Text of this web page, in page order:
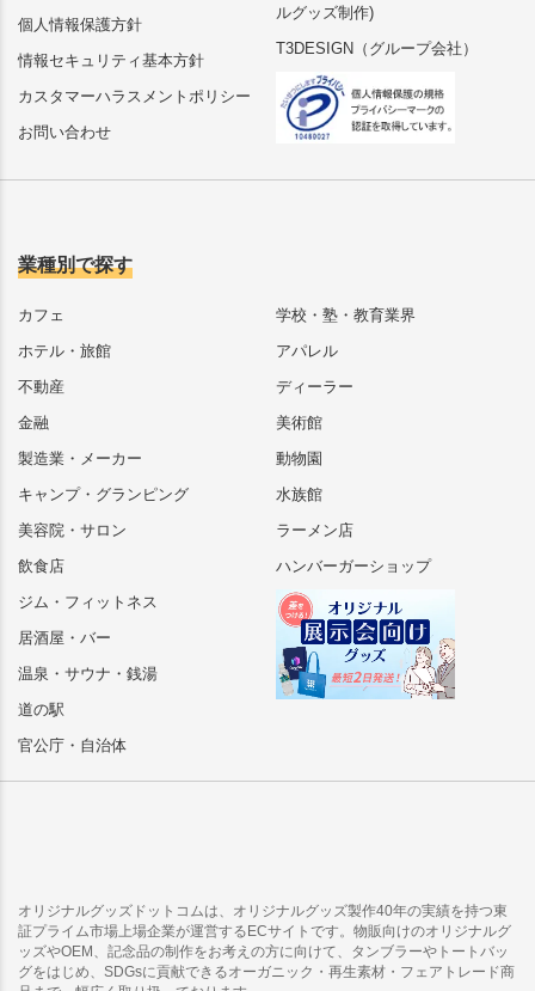
個人情報保護方針
情報セキュリティ基本方針
カスタマーハラスメントポリシー
お問い合わせ
ルグッズ制作)
T3DESIGN（グループ会社）
業種別で探す
カフェ
ホテル・旅館
不動産
金融
製造業・メーカー
キャンプ・グランピング
美容院・サロン
飲食店
ジム・フィットネス
居酒屋・バー
温泉・サウナ・銭湯
道の駅
官公庁・自治体
学校・塾・教育業界
アパレル
ディーラー
美術館
動物園
水族館
ラーメン店
ハンバーガーショップ
オリジナルグッズドットコムは、オリジナルグッズ製作40年の実績を持つ東
証プライム市場上場企業が運営するECサイトです。物販向けのオリジナルグ
ッズやOEM、記念品の制作をお考えの方に向けて、タンブラーやトートバッ
グをはじめ、SDGsに貢献できるオーガニック・再生素材・フェアトレード商